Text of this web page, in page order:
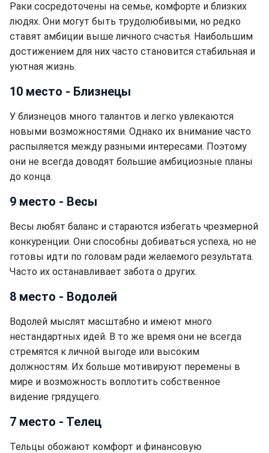
Раки сосредоточены на семье, комфорте и близких
людях. Они могут быть трудолюбивыми, но редко
ставят амбиции выше личного счастья. Наибольшим
достижением для них часто становится стабильная и
уютная жизнь.
10 место - Близнецы
У близнецов много талантов и легко увлекаются
новыми возможностями. Однако их внимание часто
распыляется между разными интересами. Поэтому
они не всегда доводят большие амбициозные планы
до конца.
9 место - Весы
Весы любят баланс и стараются избегать чрезмерной
конкуренции. Они способны добиваться успеха, но не
готовы идти по головам ради желаемого результата.
Часто их останавливает забота о других.
8 место - Водолей
Водолей мыслят масштабно и имеют много
нестандартных идей. В то же время они не всегда
стремятся к личной выгоде или высоким
должностям. Их больше мотивируют перемены в
мире и возможность воплотить собственное
видение грядущего.
7 место - Телец
Тельцы обожают комфорт и финансовую